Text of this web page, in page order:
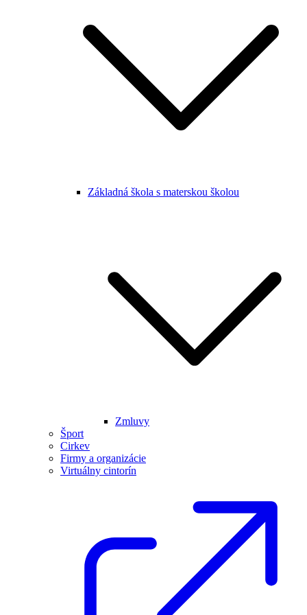
Základná škola s materskou školou
Zmluvy
Šport
Cirkev
Firmy a organizácie
Virtuálny cintorín